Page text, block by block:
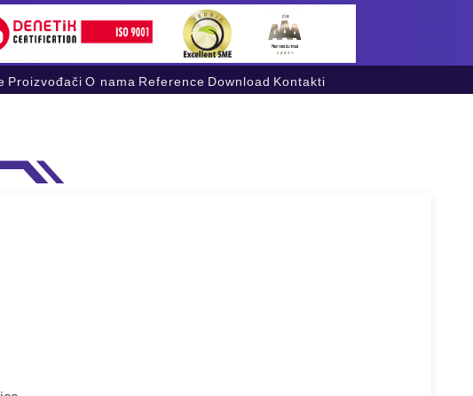
Proizvođači O nama Reference Download Kontakti